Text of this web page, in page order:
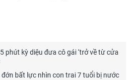
phút kỳ diệu đưa cô gái ‘trở về từ cửa
bất lực nhìn con trai 7 tuổi bị nước